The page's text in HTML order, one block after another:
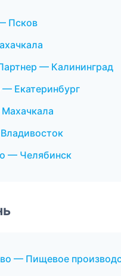
Псков
— Калининград
Екатеринбург
— Челябинск
— Пищевое